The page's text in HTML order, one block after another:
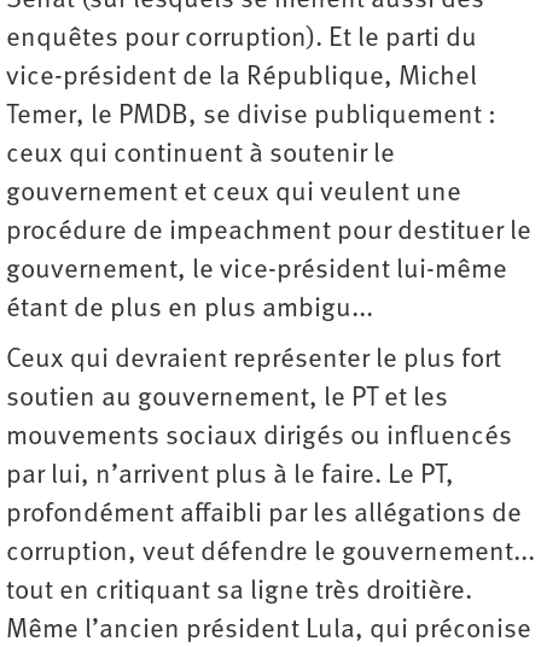
enquêtes pour corruption). Et le parti du
vice-président de la République, Michel
Temer, le PMDB, se divise publiquement :
ceux qui continuent à soutenir le
gouvernement et ceux qui veulent une
procédure de impeachment pour destituer le
gouvernement, le vice-président lui-même
étant de plus en plus ambigu...
Ceux qui devraient représenter le plus fort
soutien au gouvernement, le PT et les
mouvements sociaux dirigés ou influencés
par lui, n’arrivent plus à le faire. Le PT,
profondément affaibli par les allégations de
corruption, veut défendre le gouvernement...
tout en critiquant sa ligne très droitière.
Même l’ancien président Lula, qui préconise